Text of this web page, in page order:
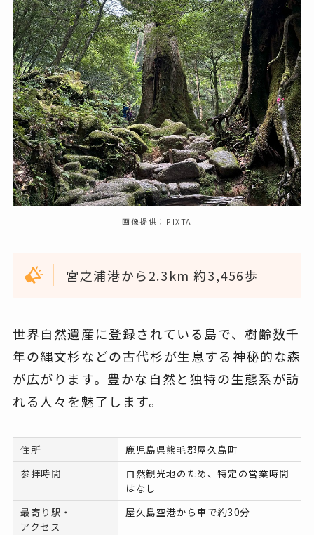
画像提供：PIXTA
宮之浦港から2.3km 約3,456歩
世界自然遺産に登録されている島で、樹齢数千
年の縄文杉などの古代杉が生息する神秘的な森
が広がります。豊かな自然と独特の生態系が訪
れる人々を魅了します。
住所
鹿児島県熊毛郡屋久島町
参拝時間
自然観光地のため、特定の営業時間
はなし
最寄り駅・
アクセス
屋久島空港から車で約30分